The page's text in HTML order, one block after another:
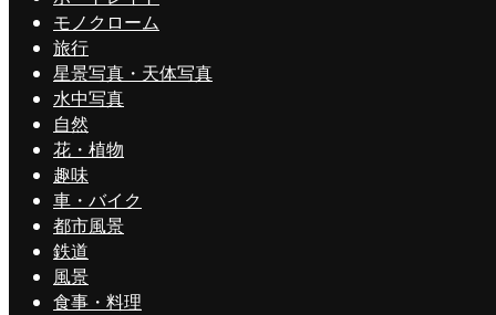
モノクローム
旅行
星景写真・天体写真
水中写真
自然
花・植物
趣味
車・バイク
都市風景
鉄道
風景
食事・料理